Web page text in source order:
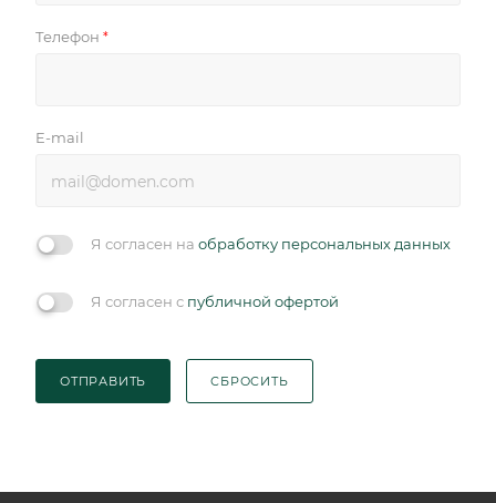
Телефон *
E-mail
Я согласен на обработку персональных данных
Я согласен с публичной офертой
ОТПРАВИТЬ СБРОСИТЬ